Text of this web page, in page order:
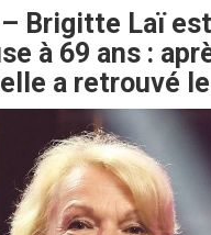
Brigitte Laï
à 69 ans :
a retrouvé